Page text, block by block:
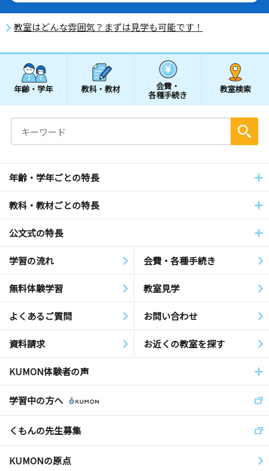
教室はどんな雰囲気？まずは見学も可能です！
年齢・学年 教科・教材 会費・
各種手続き
教室検索
年齢・学年ごとの特長
教科・教材ごとの特長
公文式の特長
学習の流れ 会費・各種手続き
無料体験学習 教室見学
よくあるご質問 お問い合わせ
資料請求 お近くの教室を探す
KUMON体験者の声
学習中の方へ
くもんの先生募集
KUMONの原点